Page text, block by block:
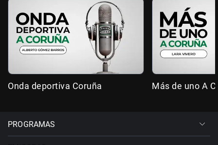
Onda deportiva Coruña Más de uno A
PROGRAMAS